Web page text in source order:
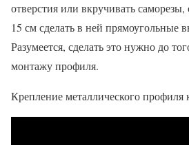
отверстия или вкручивать
15 см сделать в ней прямоугольные
Разумеется, сделать это нужно до
монтажу профиля.
Крепление металлического профиля